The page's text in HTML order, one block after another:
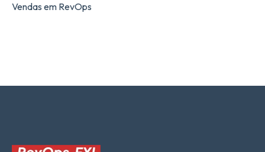
Vendas em RevOps